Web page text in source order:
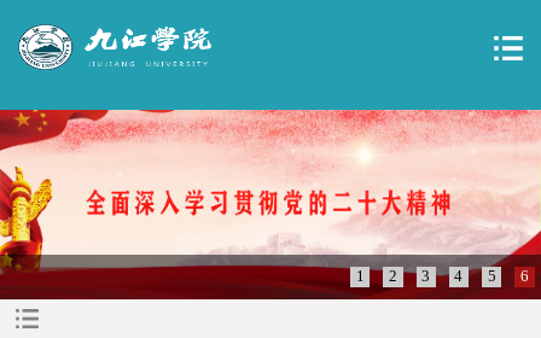
1 2 3 4 5 6